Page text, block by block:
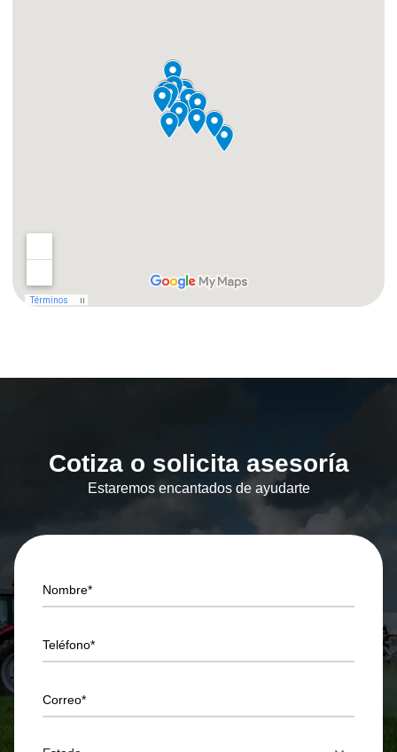
Cotiza o solicita asesoría
Estaremos encantados de ayudarte
Nombre*
Teléfono*
Correo*